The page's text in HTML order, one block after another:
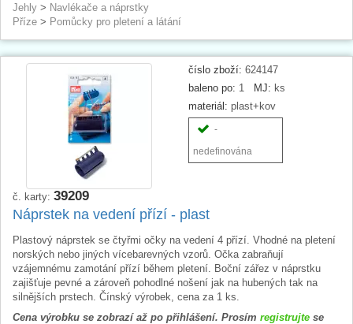
Jehly > Navlékače a náprstky
Příze > Pomůcky pro pletení a látání
číslo zboží: 624147
baleno po: 1 MJ: ks
materiál: plast+kov
-
nedefinována
č. karty: 39209
Náprstek na vedení přízí - plast
Plastový náprstek se čtyřmi očky na vedení 4 přízí. Vhodné na pletení
norských nebo jiných vícebarevných vzorů. Očka zabraňují
vzájemnému zamotání přízí během pletení. Boční zářez v náprstku
zajišťuje pevné a zároveň pohodlné nošení jak na hubených tak na
silnějších prstech. Čínský výrobek, cena za 1 ks.
Cena výrobku se zobrazí až po přihlášení. Prosím registrujte se